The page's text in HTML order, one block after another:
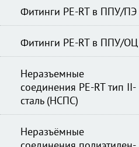
Фитинги PE-RT в ППУ/ПЭ
Фитинги PE-RT в ППУ/ОЦ
Неразъемные
соединения PE-RT тип II-
сталь (НСПС)
Неразъёмные